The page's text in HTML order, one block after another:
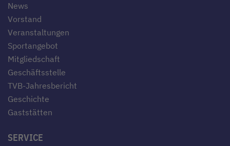
News
Vorstand
Veranstaltungen
Sportangebot
Mitgliedschaft
Geschäftsstelle
TVB-Jahresbericht
Geschichte
Gaststätten
SERVICE